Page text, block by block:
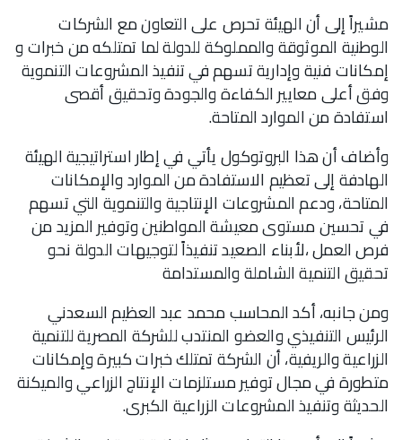
مشيراً إلى أن الهيئة تحرص على التعاون مع الشركات
الوطنية الموثوقة والمملوكة للدولة لما تمتلكه من خبرات و
إمكانات فنية وإدارية تسهم في تنفيذ المشروعات التنموية
وفق أعلى معايير الكفاءة والجودة وتحقيق أقصى
استفادة من الموارد المتاحة.
وأضاف أن هذا البروتوكول يأتي في إطار استراتيجية الهيئة
الهادفة إلى تعظيم الاستفادة من الموارد والإمكانات
المتاحة، ودعم المشروعات الإنتاجية والتنموية التي تسهم
في تحسين مستوى معيشة المواطنين وتوفير المزيد من
فرص العمل ،لأبناء الصعيد تنفيذاً لتوجيهات الدولة نحو
تحقيق التنمية الشاملة والمستدامة
ومن جانبه، أكد المحاسب محمد عبد العظيم السعدني
الرئيس التنفيذي والعضو المنتدب للشركة المصرية للتنمية
الزراعية والريفية، أن الشركة تمتلك خبرات كبيرة وإمكانات
متطورة في مجال توفير مستلزمات الإنتاج الزراعي والميكنة
الحديثة وتنفيذ المشروعات الزراعية الكبرى.